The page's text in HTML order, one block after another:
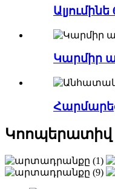
Կարմիր
Կոոպերատիվ